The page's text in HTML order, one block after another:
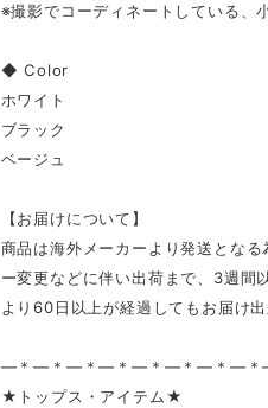
※撮影でコーディネートしている、
◆ Color
ホワイト
ブラック
ベージュ
【お届けについて】
商品は海外メーカーより発送とな
ー変更などに伴い出荷まで、3週間
より60日以上が経過してもお届け
—＊—＊—＊—＊—＊—＊—＊—＊
★トップス・アイテム★